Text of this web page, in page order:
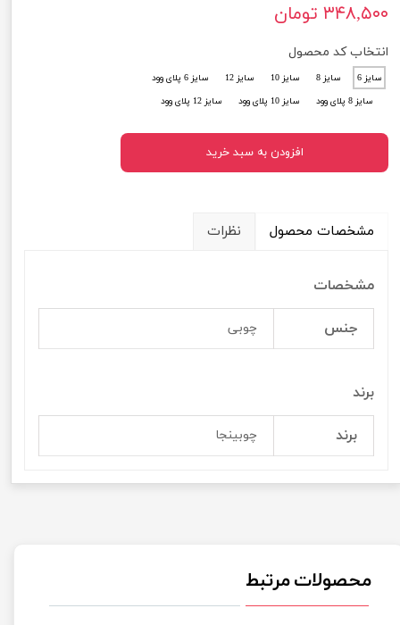
۳۴۸,۵۰۰ تومان
انتخاب کد محصول
سایز 6 سایز 8 سایز 10 سایز 12
سایز 6 پلای وود
سایز 8 پلای وود
سایز 10 پلای وود سایز 12 پلای وود
افزودن به سبد خرید
مشخصات محصول نظرات
مشخصات
جنس چوبی
برند
برند چوبینجا
محصولات مرتبط